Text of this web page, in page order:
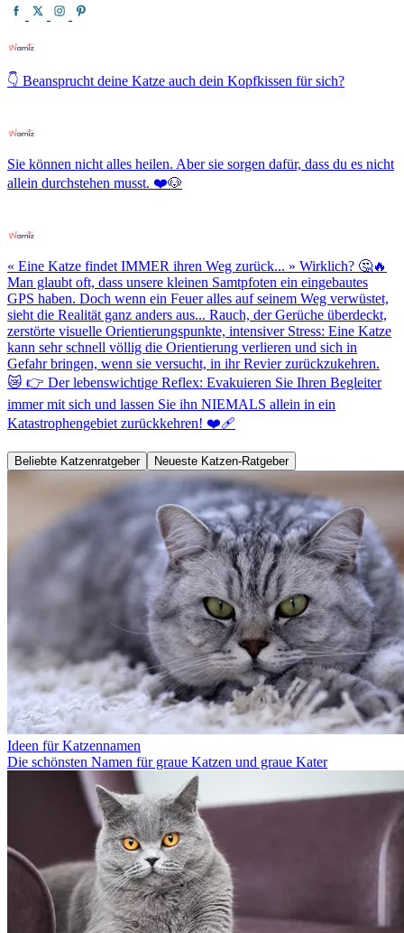
👇 Beansprucht deine Katze auch dein Kopfkissen für sich?
Sie können nicht alles heilen. Aber sie sorgen dafür, dass du es nicht
allein durchstehen musst. ❤️🐶
« Eine Katze findet IMMER ihren Weg zurück... » Wirklich? 🤔🔥
Man glaubt oft, dass unsere kleinen Samtpfoten ein eingebautes
GPS haben. Doch wenn ein Feuer alles auf seinem Weg verwüstet,
sieht die Realität ganz anders aus... Rauch, der Gerüche überdeckt,
zerstörte visuelle Orientierungspunkte, intensiver Stress: Eine Katze
kann sehr schnell völlig die Orientierung verlieren und sich in
Gefahr bringen, wenn sie versucht, in ihr Revier zurückzukehren.
😿 👉 Der lebenswichtige Reflex: Evakuieren Sie Ihren Begleiter
immer mit sich und lassen Sie ihn NIEMALS allein in ein
Katastrophengebiet zurückkehren! ❤️‍🩹
Beliebte Katzenratgeber Neueste Katzen-Ratgeber
Ideen für Katzennamen
Die schönsten Namen für graue Katzen und graue Kater